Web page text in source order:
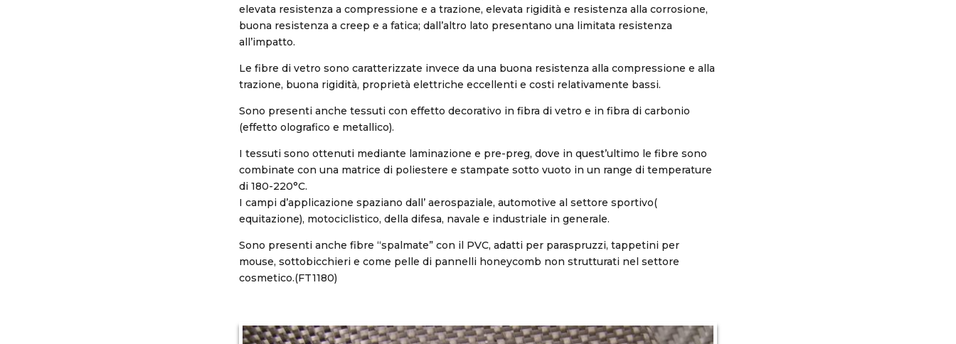
elevata resistenza a compressione e a trazione, elevata rigidità e resistenza alla corrosione,
buona resistenza a creep e a fatica; dall’altro lato presentano una limitata resistenza
all’impatto.
Le fibre di vetro sono caratterizzate invece da una buona resistenza alla compressione e alla
trazione, buona rigidità, proprietà elettriche eccellenti e costi relativamente bassi.
Sono presenti anche tessuti con effetto decorativo in fibra di vetro e in fibra di carbonio
(effetto olografico e metallico).
I tessuti sono ottenuti mediante laminazione e pre-preg, dove in quest’ultimo le fibre sono
combinate con una matrice di poliestere e stampate sotto vuoto in un range di temperature
di 180-220°C.
I campi d’applicazione spaziano dall’ aerospaziale, automotive al settore sportivo(
equitazione), motociclistico, della difesa, navale e industriale in generale.
Sono presenti anche fibre “spalmate” con il PVC, adatti per paraspruzzi, tappetini per
mouse, sottobicchieri e come pelle di pannelli honeycomb non strutturati nel settore
cosmetico.(FT1180)